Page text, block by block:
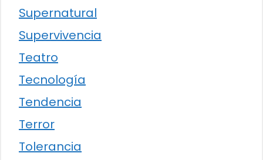
Supernatural
Supervivencia
Teatro
Tecnología
Tendencia
Terror
Tolerancia